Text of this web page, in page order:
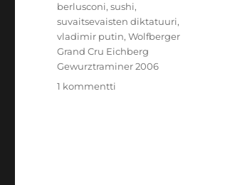
berlusconi,sushi,
suvaitsevaisten diktatuuri,
vladimir putin,Wolfberger
Grand Cru Eichberg
Gewurztraminer 2006
1 kommentti